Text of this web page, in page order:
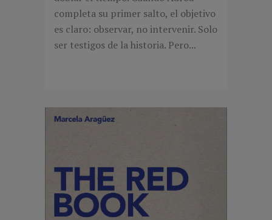
completa su primer salto, el objetivo
es claro: observar, no intervenir. Solo
ser testigos de la historia. Pero...